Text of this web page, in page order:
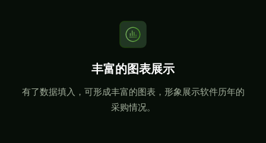
丰富的图表展示
有了数据填入，可形成丰富的图表，形象展示软件历年的
采购情况。